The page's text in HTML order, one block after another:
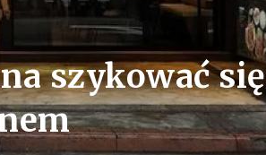
szykować się